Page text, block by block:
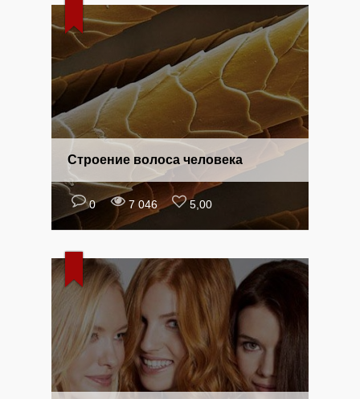
0 7 046 5,00
Строение волоса человека